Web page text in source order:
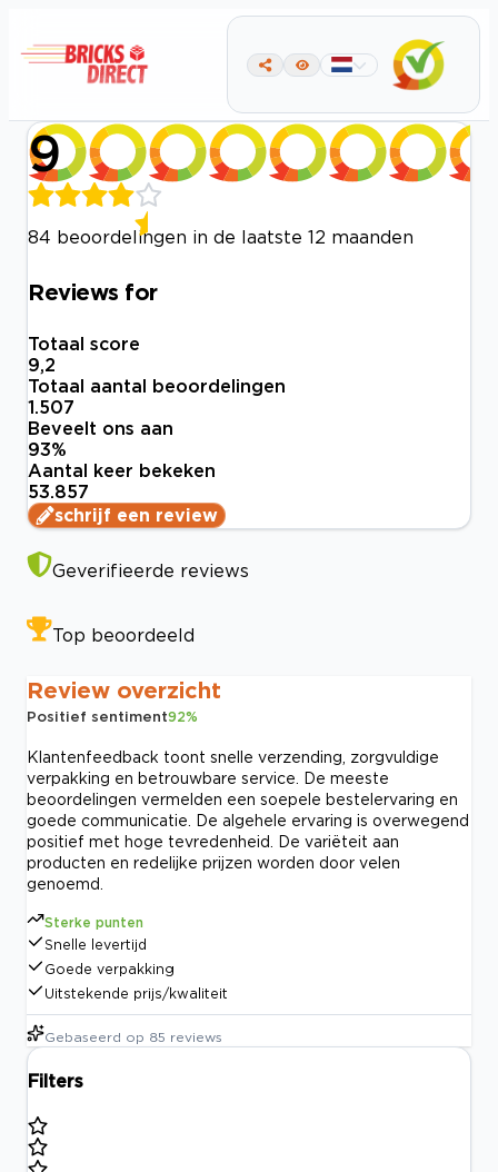
9
84 beoordelingen in de laatste 12 maanden
Reviews for
Totaal score
9,2
Totaal aantal beoordelingen
1.507
Beveelt ons aan
93%
Aantal keer bekeken
53.857
schrijf een review
Geverifieerde reviews
Top beoordeeld
Review overzicht
Positief sentiment92%
Klantenfeedback toont snelle verzending, zorgvuldige
verpakking en betrouwbare service. De meeste
beoordelingen vermelden een soepele bestelervaring en
goede communicatie. De algehele ervaring is overwegend
positief met hoge tevredenheid. De variëteit aan
producten en redelijke prijzen worden door velen
genoemd.
Sterke punten
Snelle levertijd
Goede verpakking
Uitstekende prijs/kwaliteit
Gebaseerd op 85 reviews
Filters